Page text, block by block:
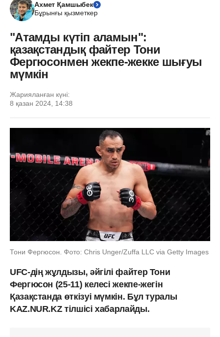
Ахмет Қамшыбек
Бұрынғы қызметкер
"Атамды күтіп аламын":
қазақстандық файтер Тони
Фергюсонмен жекпе-жекке шығуы
мүмкін
Жарияланған күні:
8 қазан 2024, 14:38
Тони Фергюсон. Фото: Chris Unger/Zuffa LLC via Getty Images
UFC-дің жұлдызы, әйгілі файтер Тони
Фергюсон (25-11) келесі жекпе-жегін
Қазақстанда өткізуі мүмкін. Бұл туралы
KAZ.NUR.KZ тілшісі хабарлайды.